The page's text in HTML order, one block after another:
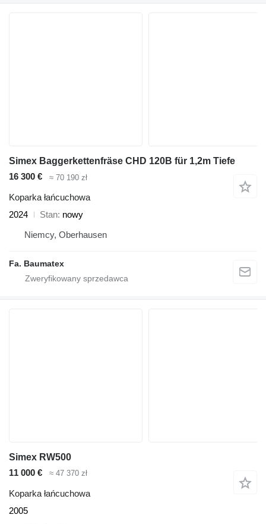
Simex Baggerkettenfräse CHD 120B für 1,2m Tiefe
16 300 €
≈ 70 190 zł
Koparka łańcuchowa
2024
Stan nowy
Niemcy, Oberhausen
Fa. Baumatex
Simex RW500
11 000 €
≈ 47 370 zł
Koparka łańcuchowa
2005